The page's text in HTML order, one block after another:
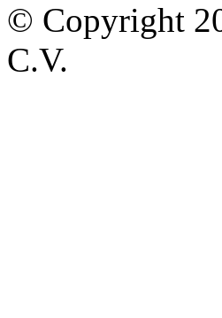
© Copyright
C.V.